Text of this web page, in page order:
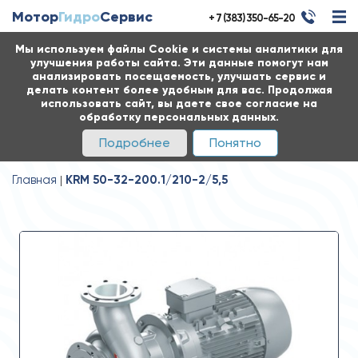
Мы используем файлы Cookie и системы аналитики для
улучшения работы сайта. Эти данные помогут нам
анализировать посещаемость, улучшать сервис и
делать контент более удобным для вас. Продолжая
использовать сайт, вы даете свое согласие на
обработку персональных данных.
Подробнее Понятно
МоторГидроСервис + 7 (383) 350-65-20
Главная KRM 50-32-200.1/210-2/5,5